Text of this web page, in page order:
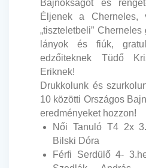
Bajnokságot és
Éljenek a Cherneles,
„tiszteletbeli”
lányok és fiúk,
edzőiteknek Tüdő
Eriknek!
Drukkolunk és
10 közötti Országos
eredményeket hozzon!
Női Tanuló T4 2x
Bilski Dóra
Férfi Serdülő 4-